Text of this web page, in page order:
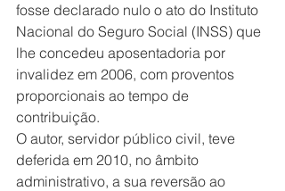
fosse declarado nulo o ato do Instituto
Nacional do Seguro Social (INSS) que
lhe concedeu aposentadoria por
invalidez em 2006, com proventos
proporcionais ao tempo de
contribuição.
O autor, servidor público civil, teve
deferida em 2010, no âmbito
administrativo, a sua reversão ao